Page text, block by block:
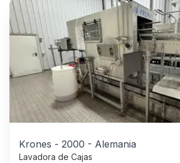
Krones - 2000 - Alemania
Lavadora de Cajas